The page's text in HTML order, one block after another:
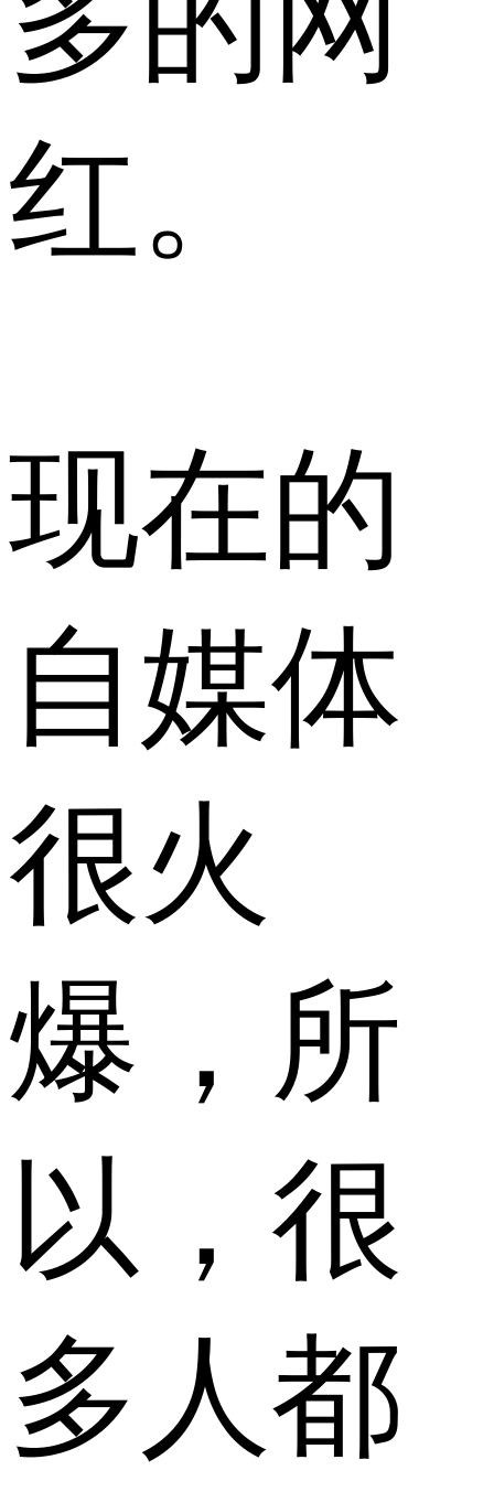
红。
现在的
自媒体
很火
爆，所
以，很
多人都